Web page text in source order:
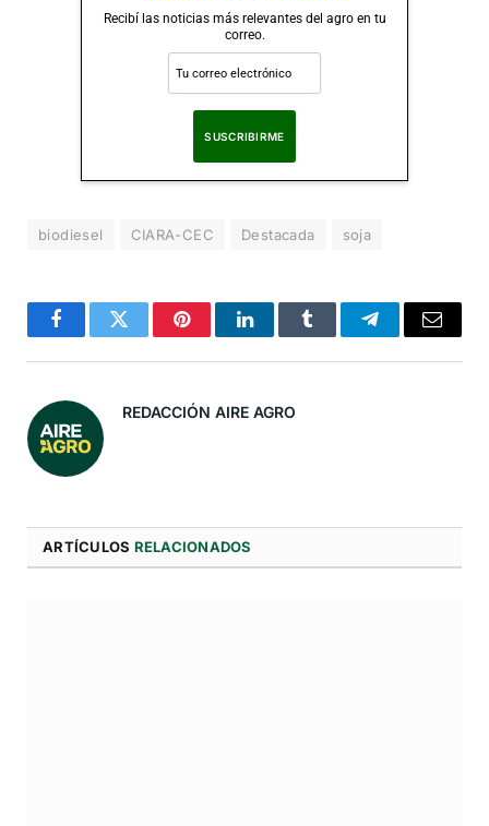
Recibí las noticias más relevantes del agro en tu
correo.
biodiesel CIARA-CEC Destacada soja
FacebookTwitter PinterestLinkedInTumblr TelegramCorreo
REDACCIÓN AIRE AGRO
ARTÍCULOS RELACIONADOS